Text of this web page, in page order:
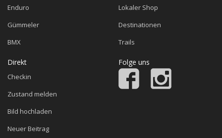
Enduro
Gümmeler
BMX
Lokaler Shop
Destinationen
Trails
Direkt
Checkin
Zustand melden
Bild hochladen
Neuer Beitrag
Folge uns